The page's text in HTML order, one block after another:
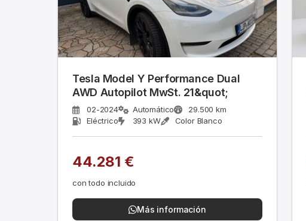
Tesla Model Y Performance Dual
AWD Autopilot MwSt. 21&quot;
02-2024 Automático
29.500 km
Eléctrico
393 kW Color Blanco
44.281 €
con todo incluido
Más información